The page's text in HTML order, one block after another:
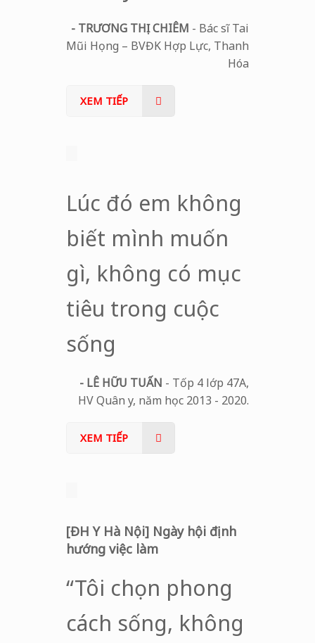
- TRƯƠNG THỊ CHIÊM - Bác sĩ Tai
Mũi Họng – BVĐK Hợp Lực, Thanh
Hóa
XEM TIẾP
Lúc đó em không
biết mình muốn
gì, không có mục
tiêu trong cuộc
sống
- LÊ HỮU TUẤN - Tốp 4 lớp 47A,
HV Quân y, năm học 2013 - 2020.
XEM TIẾP
[ĐH Y Hà Nội] Ngày hội định
hướng việc làm
“Tôi chọn phong
cách sống, không